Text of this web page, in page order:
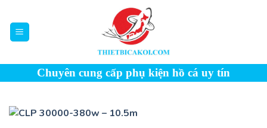
content
Chuyên cung cấp phụ kiện hồ cá uy tín